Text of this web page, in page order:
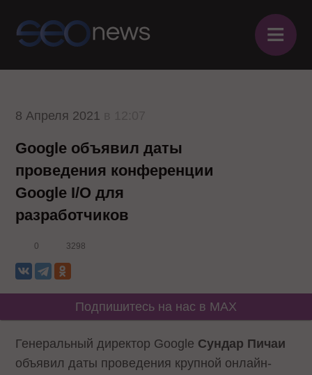
≡
8 Апреля 2021
Google объявил даты
проведения конференции
Google I/O для
разработчиков
0 3298
Подпишитесь на нас в MAX
Генеральный директор Google Сундар Пичаи
объявил даты проведения крупной онлайн-